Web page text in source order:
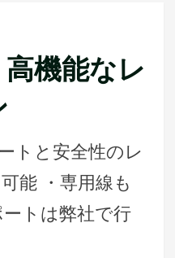
機能なレ
トと安全性のレ
能 ・専用線も
トは弊社で行